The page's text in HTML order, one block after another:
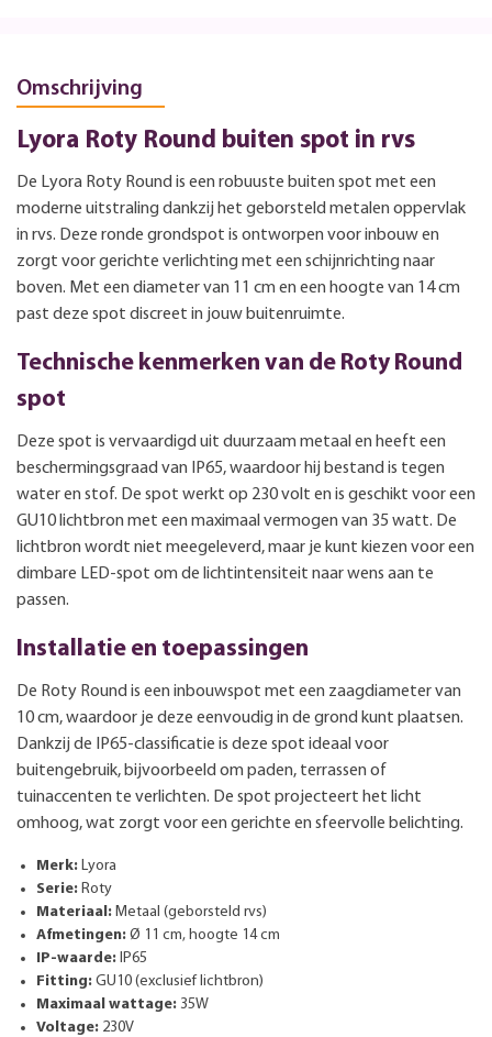
Omschrijving
Lyora Roty Round buiten spot in rvs
De Lyora Roty Round is een robuuste buiten spot met een
moderne uitstraling dankzij het geborsteld metalen oppervlak
in rvs. Deze ronde grondspot is ontworpen voor inbouw en
zorgt voor gerichte verlichting met een schijnrichting naar
boven. Met een diameter van 11 cm en een hoogte van 14 cm
past deze spot discreet in jouw buitenruimte.
Technische kenmerken van de Roty Round
spot
Deze spot is vervaardigd uit duurzaam metaal en heeft een
beschermingsgraad van IP65, waardoor hij bestand is tegen
water en stof. De spot werkt op 230 volt en is geschikt voor een
GU10 lichtbron met een maximaal vermogen van 35 watt. De
lichtbron wordt niet meegeleverd, maar je kunt kiezen voor een
dimbare LED-spot om de lichtintensiteit naar wens aan te
passen.
Installatie en toepassingen
De Roty Round is een inbouwspot met een zaagdiameter van
10 cm, waardoor je deze eenvoudig in de grond kunt plaatsen.
Dankzij de IP65-classificatie is deze spot ideaal voor
buitengebruik, bijvoorbeeld om paden, terrassen of
tuinaccenten te verlichten. De spot projecteert het licht
omhoog, wat zorgt voor een gerichte en sfeervolle belichting.
Merk: Lyora
Serie: Roty
Materiaal: Metaal (geborsteld rvs)
Afmetingen: Ø 11 cm, hoogte 14 cm
IP-waarde: IP65
Fitting: GU10 (exclusief lichtbron)
Maximaal wattage: 35W
Voltage: 230V